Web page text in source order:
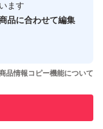
ユーザーです
せた実績があります
績があります
ます
品に合わせて編集
品情報コピー機能について